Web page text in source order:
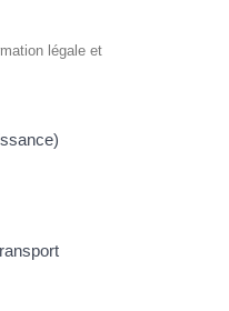
légale et